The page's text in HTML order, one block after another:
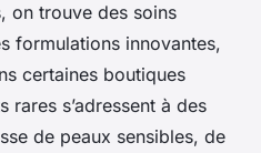
on trouve des soins
formulations innovantes,
certaines boutiques
rares s’adressent à des
de peaux sensibles, de